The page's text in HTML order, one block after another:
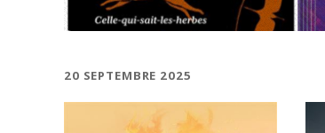
20 SEPTEMBRE 2025